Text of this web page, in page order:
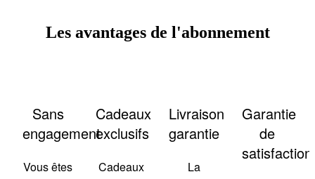
Les avantages de l'abonnement
Sans
engagement
Vous êtes
Cadeaux
exclusifs
Cadeaux
Livraison
garantie
La
Garantie
de
satisfaction